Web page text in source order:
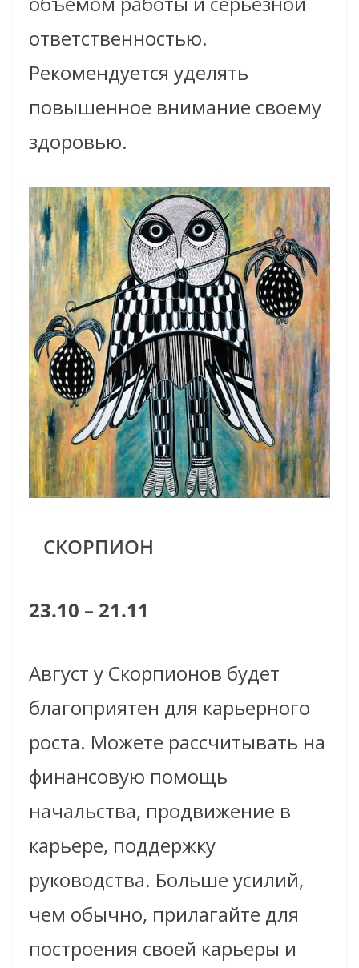
ответственностью.
Рекомендуется уделять
повышенное внимание своему
здоровью.
СКОРПИОН
23.10 – 21.11
Август у Скорпионов будет
благоприятен для карьерного
роста. Можете рассчитывать на
финансовую помощь
начальства, продвижение в
карьере, поддержку
руководства. Больше усилий,
чем обычно, прилагайте для
построения своей карьеры и